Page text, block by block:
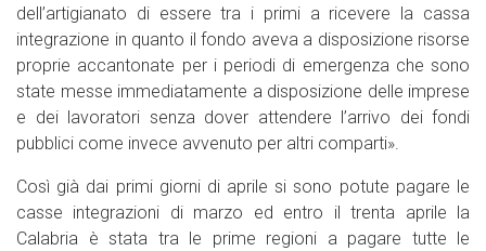
dell’artigianato di essere tra i primi a ricevere la cassa
integrazione in quanto il fondo aveva a disposizione risorse
proprie accantonate per i periodi di emergenza che sono
state messe immediatamente a disposizione delle imprese
e dei lavoratori senza dover attendere l’arrivo dei fondi
pubblici come invece avvenuto per altri comparti».
Così già dai primi giorni di aprile si sono potute pagare le
casse integrazioni di marzo ed entro il trenta aprile la
Calabria è stata tra le prime regioni a pagare tutte le